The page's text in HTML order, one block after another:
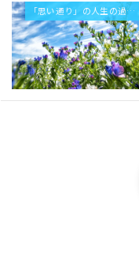
「思い通り」の人生の過ごし方